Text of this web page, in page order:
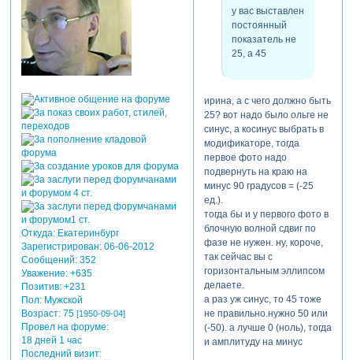
что-то не все у меня
получилось рассчитать в
таблице. поэтому проект
пока не выкладываю.
валентиновичу на проверку.
oligawlad
написал(а):
а вот сдвиг по
времени
вот тут у меня тоже
возникли сложности.
движения для 4-х фото по
горизонтали получаются, а
если вертикальное
направление, там тоже не
все гладко. а вот
продолжительность
слайдов меняется легко,
даже с каруселькой.
Откуда:Екатеринбург
Зарегистрирован: 06-06-2012
Сообщений:352
Уважение: +635
Позитив: +231
Пол:Мужской
Возраст:75 [1950-09-04]
Провел на форуме:
18 дней 1 час
Последний визит:
у вас выставлен
постоянный
показатель не
25, а 45
ирина, а с чего должно быть
25? вот надо было ольге не
синус, а косинус выбрать в
модификаторе, тогда
первое фото надо
подвернуть на краю на
минус 90 градусов = (-25
ед.).
тогда бы и у первого фото в
блочную волной сдвиг по
фазе не нужен. ну, короче,
так сейчас вы с
горизонтальным эллипсом
делаете.
а раз уж синус, то 45 тоже
не правильно.нужно 50 или
(-50). а лучше 0 (ноль), тогда
и амплитуду на минус